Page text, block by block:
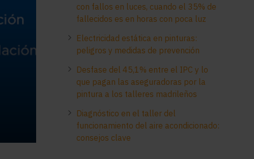
con fallos en luces, cuando el 35% de
fallecidos es en horas con poca luz
Electricidad estática en pinturas:
peligros y medidas de prevención
Desfase del 45,1% entre el IPC y lo
que pagan las aseguradoras por la
pintura a los talleres madrileños
Diagnóstico en el taller del
funcionamiento del aire acondicionado:
consejos clave